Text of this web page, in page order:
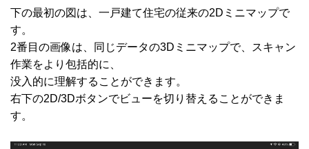
下の最初の図は、一戸建て住宅の従来の2Dミニマップで
す。
2番目の画像は、同じデータの3Dミニマップで、スキャン
作業をより包括的に、
没入的に理解することができます。
右下の2D/3Dボタンでビューを切り替えることができま
す。